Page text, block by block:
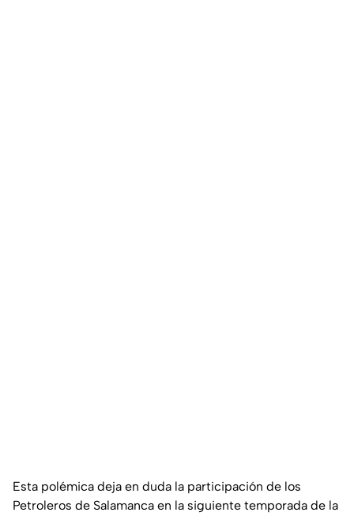
Esta polémica deja en duda la participación de los
Petroleros de Salamanca en la siguiente temporada de la